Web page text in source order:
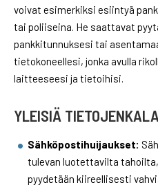
voivat esimerkiksi esiintyä
tai poliiseina. He saattavat
pankkitunnuksesi tai
tietokoneellesi, jonka avulla
laitteeseesi ja tietoihisi.
YLEISIÄ
Sähköpostihuijaukset:
tulevan luotettavilta
pyydetään kiireellisesti